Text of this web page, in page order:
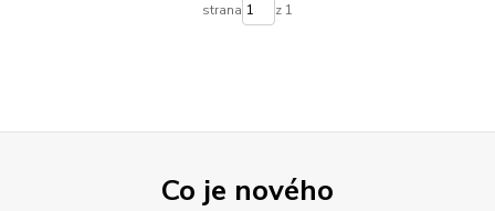
strana z 1
Co je nového